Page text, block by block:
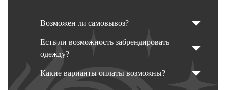
Возможен ли самовывоз?
Есть ли возможность забрендировать
одежду?
Какие варианты оплаты возможны?